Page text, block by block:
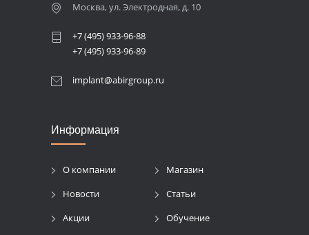
Москва, ул. Электродная, д. 10
+7 (495) 933-96-88
+7 (495) 933-96-89
implant@abirgroup.ru
Информация
О компании
Магазин
Новости
Статьи
Акции
Обучение